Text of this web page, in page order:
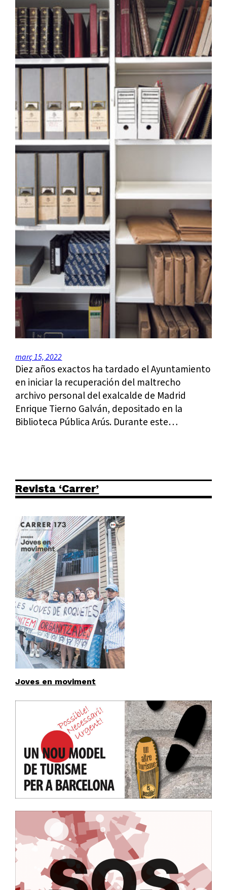
març 15, 2022
Diez años exactos ha tardado el Ayuntamiento
en iniciar la recuperación del maltrecho
archivo personal del exalcalde de Madrid
Enrique Tierno Galván, depositado en la
Biblioteca Pública Arús. Durante este…
Revista ‘Carrer’
Joves en moviment